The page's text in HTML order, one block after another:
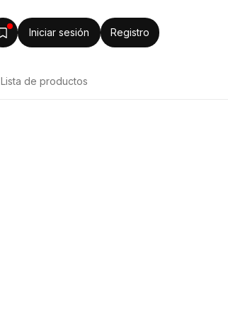
Iniciar sesión Registro
Lista de productos